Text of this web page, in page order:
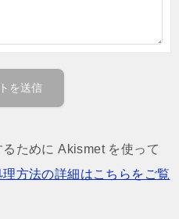
ために Akismet を使って
方法の詳細はこちらをご覧